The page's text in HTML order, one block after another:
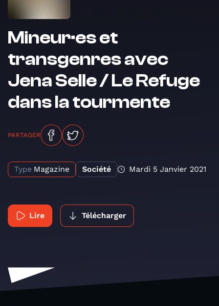
Mineur·es et
transgenres avec
Jena Selle / Le Refuge
dans la tourmente
PARTAGER
Type Magazine Société Mardi 5 Janvier 2021
Lire Télécharger